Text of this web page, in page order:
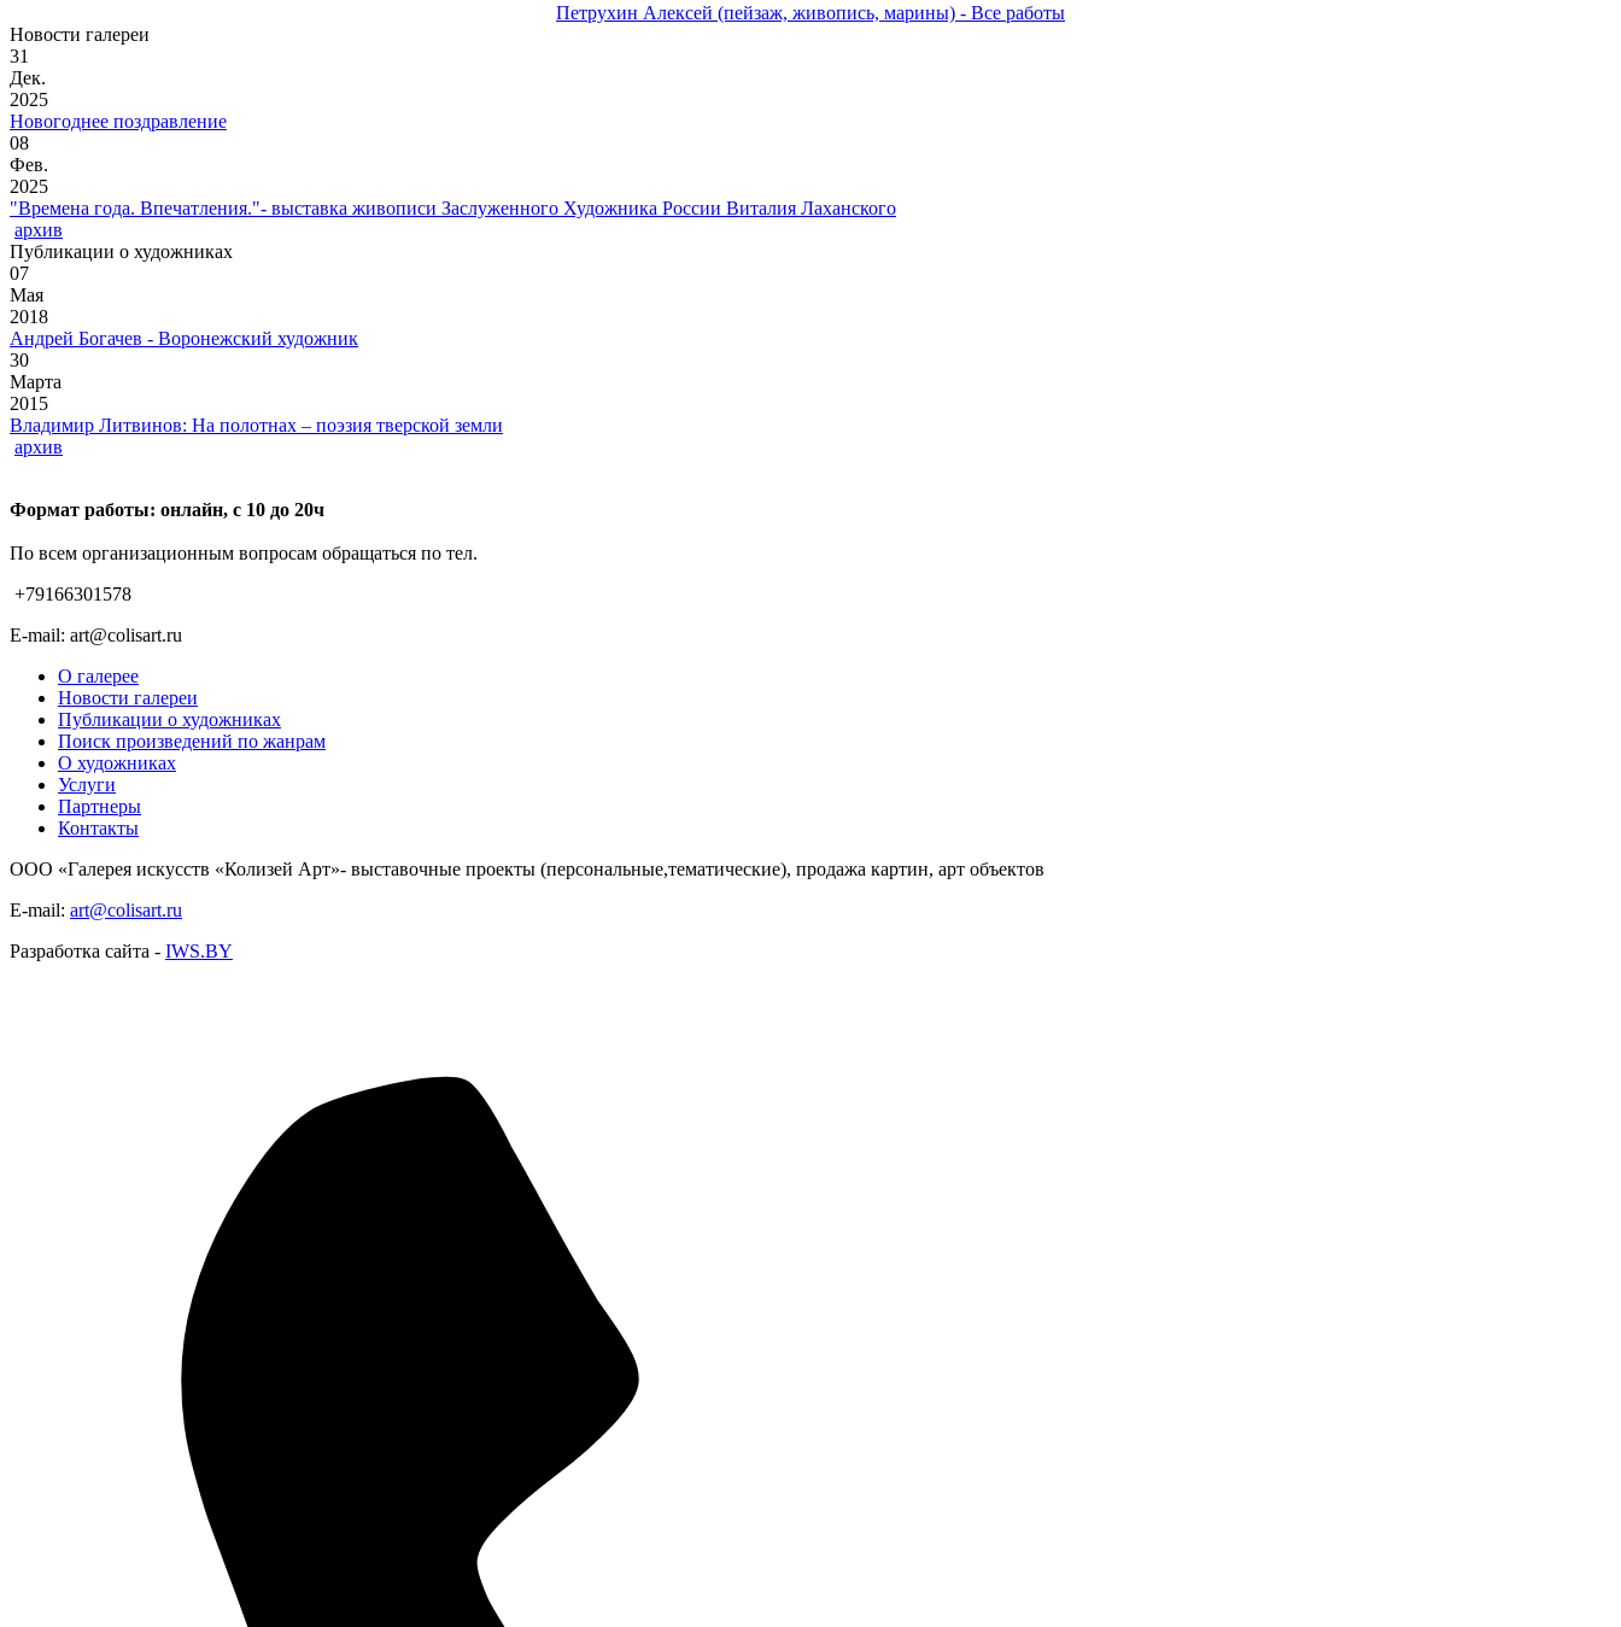
Петрухин Алексей (пейзаж, живопись, марины) - Все работы
Новости галереи
31
Дек.
2025
Новогоднее поздравление
08
Фев.
2025
"Времена года. Впечатления."- выставка живописи Заслуженного Художника России Виталия Лаханского
архив
Публикации о художниках
07
Мая
2018
Андрей Богачев - Воронежский художник
30
Марта
2015
Владимир Литвинов: На полотнах – поэзия тверской земли
архив
Формат работы: онлайн, с 10 до 20ч
По всем организационным вопросам обращаться по тел.
+79166301578
E-mail: art@colisart.ru
О галерее
Новости галереи
Публикации о художниках
Поиск произведений по жанрам
О художниках
Услуги
Партнеры
Контакты
ООО «Галерея искусств «Колизей Арт»- выставочные проекты (персональные,тематические), продажа картин, арт объектов
E-mail: art@colisart.ru
Разработка сайта - IWS.BY